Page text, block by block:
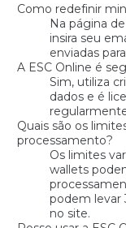
Como redefinir
Na página
insira seu
enviadas
A ESC Online é
Sim, utiliza
dados e é
Quais são os
processamento?
Os limites
wallets
podem levar
no site.